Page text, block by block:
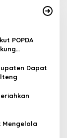
POPDA
Dapat
Mengelola